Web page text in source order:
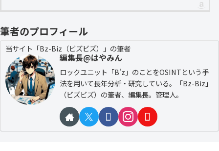
筆者のプロフィール
当サイト「Bz-Biz（ビズビズ）」の筆者
編集長@はやみん
ロックユニット「B'z」のことをOSINTという手
法を用いて長年分析・研究している。「Bz-Biz」
（ビズビズ）の筆者、編集長。管理人。